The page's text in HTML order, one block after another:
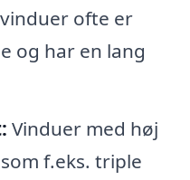
ofte er
og har en lang
Vinduer med høj
f.eks. triple